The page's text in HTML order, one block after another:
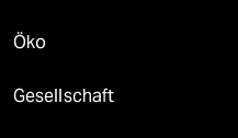
Öko
Gesellschaft